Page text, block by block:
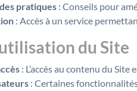
pratiques : Conseils pour
: Accès à un service
du Site
: L’accès au contenu du
: Certaines